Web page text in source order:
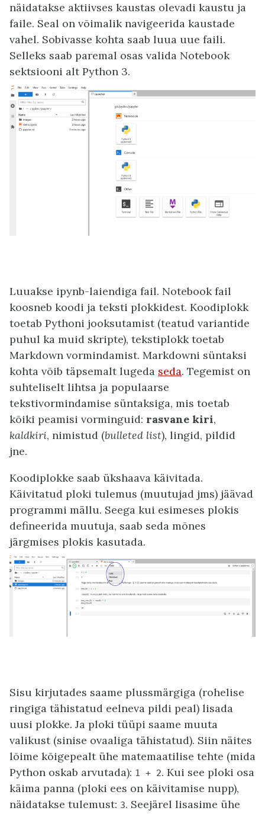
näidatakse aktiivses kaustas olevadi kaustu ja
faile. Seal on võimalik navigeerida kaustade
vahel. Sobivasse kohta saab luua uue faili.
Selleks saab paremal osas valida Notebook
sektsiooni alt Python 3.
Luuakse ipynb-laiendiga fail. Notebook fail
koosneb koodi ja teksti plokkidest. Koodiplokk
toetab Pythoni jooksutamist (teatud variantide
puhul ka muid skripte), tekstiplokk toetab
Markdown vormindamist. Markdowni süntaksi
kohta võib täpsemalt lugeda seda. Tegemist on
suhteliselt lihtsa ja populaarse
tekstivormindamise süntaksiga, mis toetab
kõiki peamisi vorminguid: rasvane kiri,
kaldkiri, nimistud (bulleted list), lingid, pildid
jne.
Koodiplokke saab ükshaava käivitada.
Käivitatud ploki tulemus (muutujad jms) jäävad
programmi mällu. Seega kui esimeses plokis
defineerida muutuja, saab seda mõnes
järgmises plokis kasutada.
Sisu kirjutades saame plussmärgiga (rohelise
ringiga tähistatud eelneva pildi peal) lisada
uusi plokke. Ja ploki tüüpi saame muuta
valikust (sinise ovaaliga tähistatud). Siin näites
lõime kõigepealt ühe matemaatilise tehte (mida
Python oskab arvutada): 1 + 2. Kui see ploki osa
käima panna (ploki ees on käivitamise nupp),
näidatakse tulemust: 3. Seejärel lisasime ühe